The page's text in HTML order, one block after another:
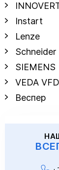
Instart
Lenze
SIEMENS
VEDA VFD
Веспер